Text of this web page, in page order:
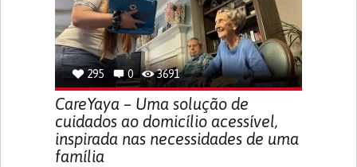
295 0 3691
CareYaya – Uma solução de
cuidados ao domicílio acessível,
inspirada nas necessidades de uma
família